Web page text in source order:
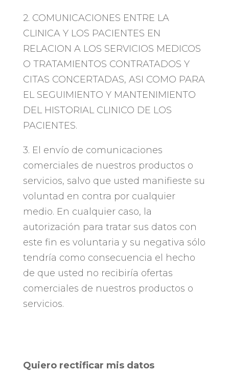
2. COMUNICACIONES ENTRE LA
CLINICA Y LOS PACIENTES EN
RELACION A LOS SERVICIOS MEDICOS
O TRATAMIENTOS CONTRATADOS Y
CITAS CONCERTADAS, ASI COMO PARA
EL SEGUIMIENTO Y MANTENIMIENTO
DEL HISTORIAL CLINICO DE LOS
PACIENTES.
3. El envío de comunicaciones
comerciales de nuestros productos o
servicios, salvo que usted manifieste su
voluntad en contra por cualquier
medio. En cualquier caso, la
autorización para tratar sus datos con
este fin es voluntaria y su negativa sólo
tendría como consecuencia el hecho
de que usted no recibiría ofertas
comerciales de nuestros productos o
servicios.
Quiero rectificar mis datos